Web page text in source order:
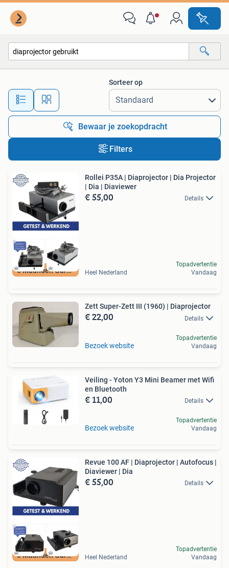
Alle afstanden…
Sorteer op
Bewaar je zoekopdracht
Filters
6 Maanden Garantie
Rollei P35A | Diaprojector | Dia Projector
| Dia | Diaviewer
€ 55,00 Details
Heel Nederland
Topadvertentie
Vandaag
Zett Super-Zett III (1960) | Diaprojector
€ 22,00 Details
Bezoek website
Topadvertentie
Vandaag
Veiling - Yoton Y3 Mini Beamer met Wifi
en Bluetooth
€ 11,00 Details
Bezoek website
Topadvertentie
Vandaag
6 Maanden Garantie
Revue 100 AF | Diaprojector | Autofocus |
Diaviewer | Dia
€ 55,00 Details
Heel Nederland
Topadvertentie
Vandaag